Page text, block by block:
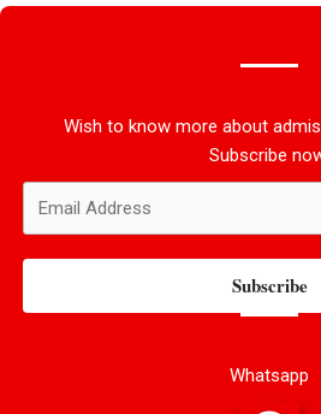
Wish to know more about
Subscribe
Subscribe
Whatsapp